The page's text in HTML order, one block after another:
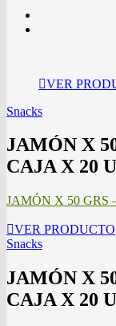
VER
Snacks
JAMÓN X
CAJA X 20
JAMÓN X 50 GRS
VER PRODUCTO
Snacks
JAMÓN X
CAJA X 20